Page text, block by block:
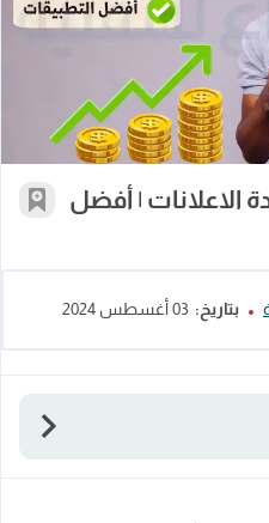
كسب المال من مشاهدة الاعلانات |
| أفضل
أضف
بتاريخ: 03 أغسطس 2024